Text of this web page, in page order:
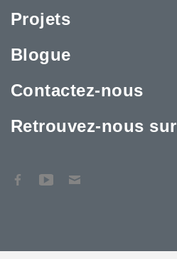
Projets
Blogue
Contactez-nous
Retrouvez-nous sur